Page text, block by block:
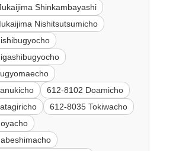
Shinkambayashi
Nishitsutsumicho
612-8102 Doamicho
612-8035 Tokiwacho